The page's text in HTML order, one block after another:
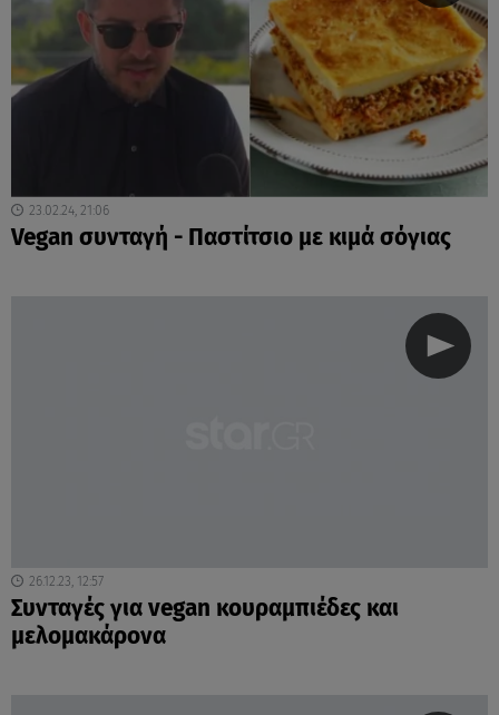
23.02.24, 21:06
Vegan συνταγή - Παστίτσιο με κιμά σόγιας
26.12.23, 12:57
Συνταγές για vegan κουραμπιέδες και
μελομακάρονα